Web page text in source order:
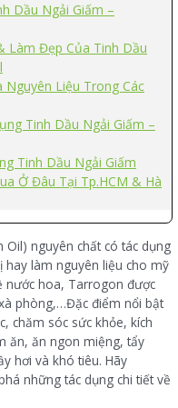
Dầu Ngải Giấm –
Làm Đẹp Của Tinh Dầu
Nguyên Liệu Trong Các
Tinh Dầu Ngải Giấm –
Tinh Dầu Ngải Giấm
Ở Đâu Tại Tp.HCM & Hà
Oil) nguyên chất có tác dụng
làm nguyên liệu cho mỹ
nước hoa, Tarrogon được
phòng,…Đặc điểm nổi bật
chăm sóc sức khỏe, kích
ăn, ăn ngon miệng, tẩy
hơi và khó tiêu. Hãy
những tác dụng chi tiết về